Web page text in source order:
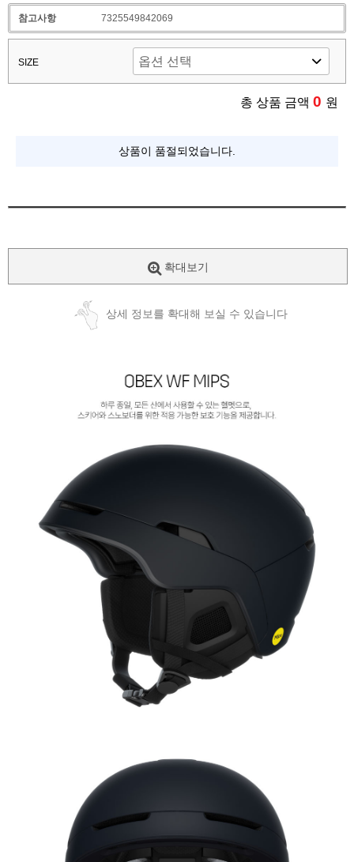
참고사항 7325549842069
SIZE
총 상품 금액 0 원
상품이 품절되었습니다.
확대보기
상세 정보를 확대해 보실 수 있습니다